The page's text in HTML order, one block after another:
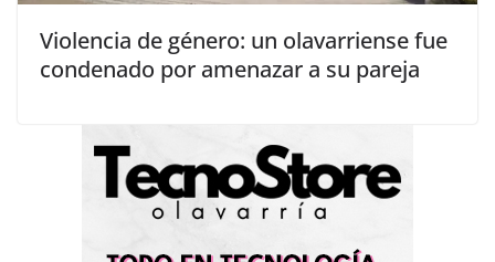
Violencia de género: un olavarriense fue
condenado por amenazar a su pareja